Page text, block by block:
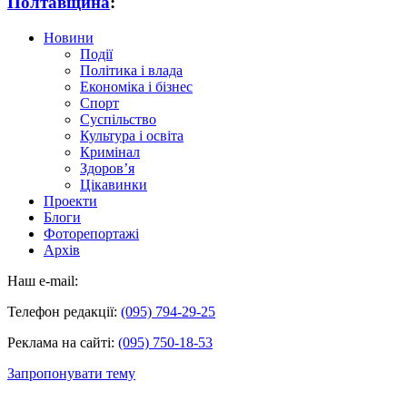
Новини
Події
Політика і влада
Економіка і бізнес
Спорт
Суспільство
Культура і освіта
Кримінал
Здоров’я
Цікавинки
Проекти
Блоги
Фоторепортажі
Архів
Наш e-mail:
Телефон редакції: (095) 794-29-25
Реклама на сайті: (095) 750-18-53
Запропонувати тему